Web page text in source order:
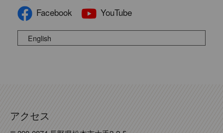
Facebook
YouTube
English
アクセス